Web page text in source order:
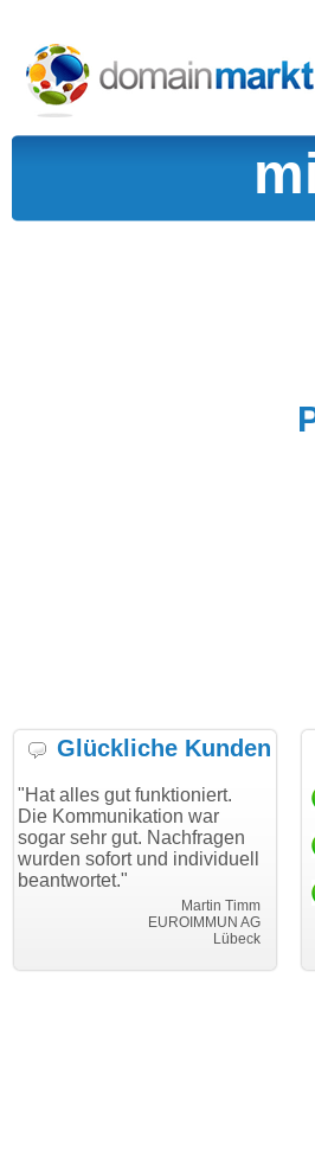
Glückliche Kunden
funktioniert.
war
gut. Nachfragen
und individuell
EUROIMMUN AG
"Danke für den
Transfer und
i can eckert